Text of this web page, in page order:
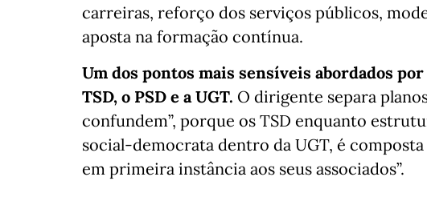
carreiras, reforço dos serviços públicos,
aposta na formação contínua.
Um dos pontos mais sensíveis abordados
TSD, o PSD e a UGT. O dirigente separa
confundem”, porque os TSD enquanto
social‑democrata dentro da UGT, é
em primeira instância aos seus associados”.